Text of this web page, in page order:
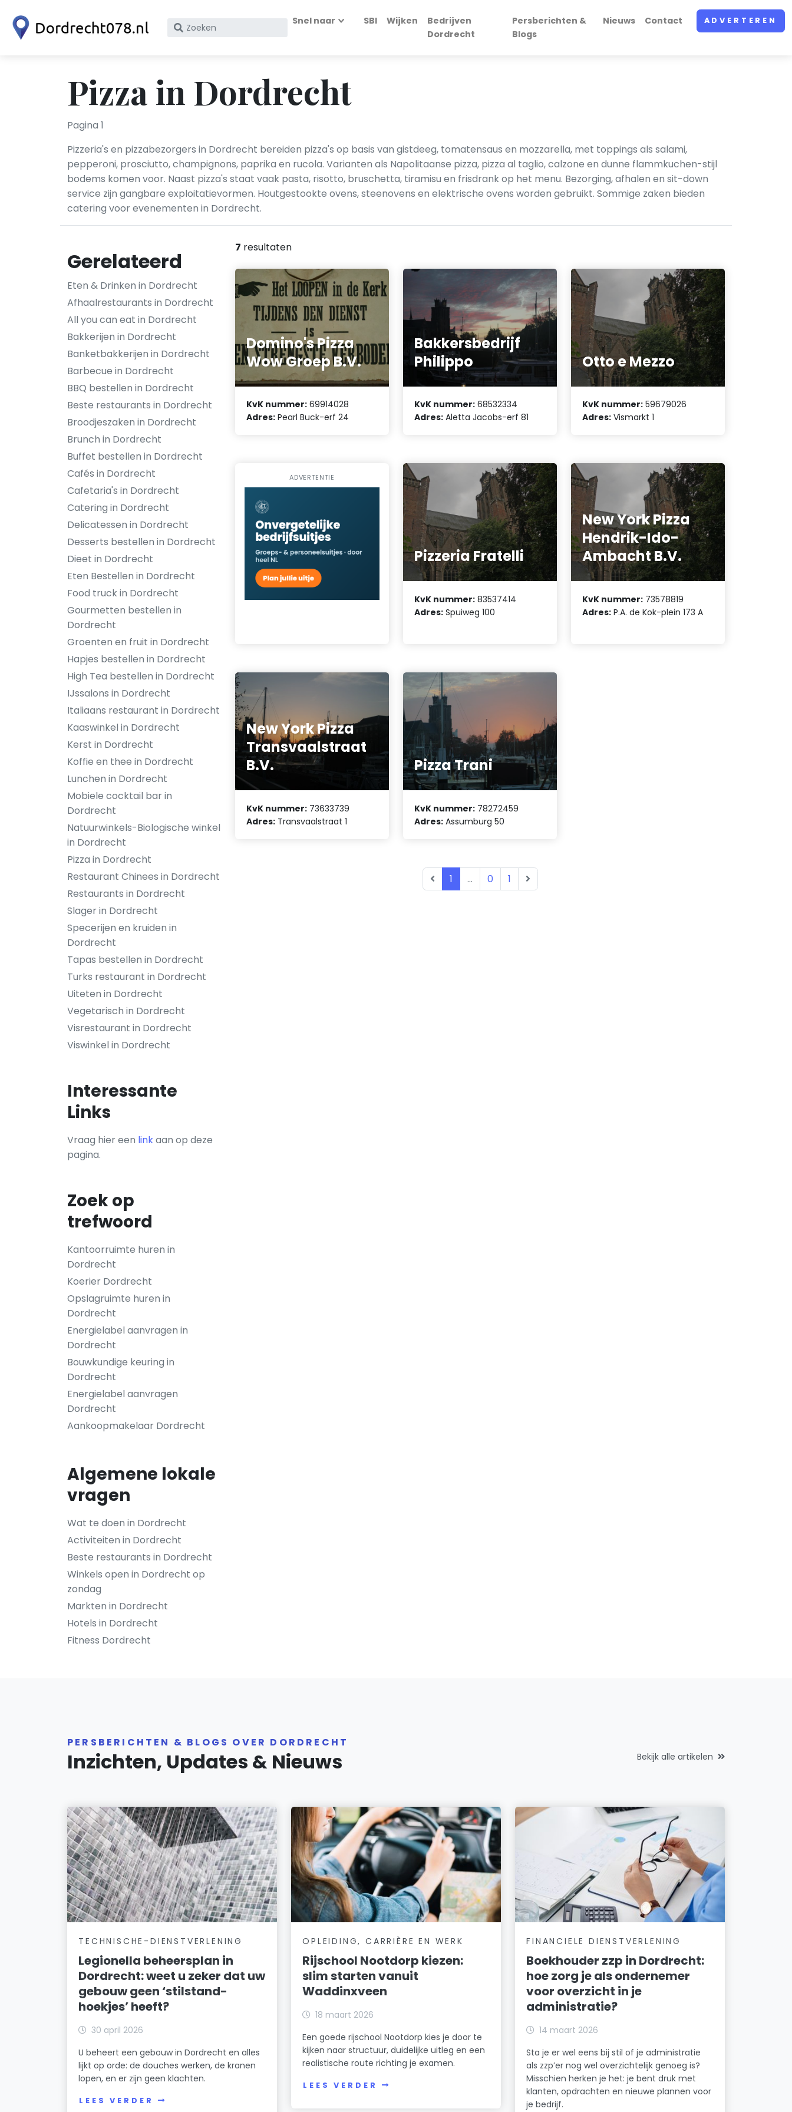
Zoek
KvK
nummer
Snel naar SBI Wijken
Bedrijven
Dordrecht
Persberichten &
Blogs
Nieuws Contact ADVERTEREN
Pizza in Dordrecht
Pagina 1
Pizzeria's en pizzabezorgers in Dordrecht bereiden pizza's op basis van gistdeeg, tomatensaus en mozzarella, met toppings als salami,
pepperoni, prosciutto, champignons, paprika en rucola. Varianten als Napolitaanse pizza, pizza al taglio, calzone en dunne flammkuchen-stijl
bodems komen voor. Naast pizza's staat vaak pasta, risotto, bruschetta, tiramisu en frisdrank op het menu. Bezorging, afhalen en sit-down
service zijn gangbare exploitatievormen. Houtgestookte ovens, steenovens en elektrische ovens worden gebruikt. Sommige zaken bieden
catering voor evenementen in Dordrecht.
Gerelateerd
Eten & Drinken in Dordrecht
Afhaalrestaurants in Dordrecht
All you can eat in Dordrecht
Bakkerijen in Dordrecht
Banketbakkerijen in Dordrecht
Barbecue in Dordrecht
BBQ bestellen in Dordrecht
Beste restaurants in Dordrecht
Broodjeszaken in Dordrecht
Brunch in Dordrecht
Buffet bestellen in Dordrecht
Cafés in Dordrecht
Cafetaria's in Dordrecht
Catering in Dordrecht
Delicatessen in Dordrecht
Desserts bestellen in Dordrecht
Dieet in Dordrecht
Eten Bestellen in Dordrecht
Food truck in Dordrecht
Gourmetten bestellen in
Dordrecht
Groenten en fruit in Dordrecht
Hapjes bestellen in Dordrecht
High Tea bestellen in Dordrecht
IJssalons in Dordrecht
Italiaans restaurant in Dordrecht
Kaaswinkel in Dordrecht
Kerst in Dordrecht
Koffie en thee in Dordrecht
Lunchen in Dordrecht
Mobiele cocktail bar in
Dordrecht
Natuurwinkels-Biologische winkel
in Dordrecht
Pizza in Dordrecht
Restaurant Chinees in Dordrecht
Restaurants in Dordrecht
Slager in Dordrecht
Specerijen en kruiden in
Dordrecht
Tapas bestellen in Dordrecht
Turks restaurant in Dordrecht
Uiteten in Dordrecht
Vegetarisch in Dordrecht
Visrestaurant in Dordrecht
Viswinkel in Dordrecht
Interessante
Links
Vraag hier een linkaan op deze
pagina.
Zoek op
trefwoord
Kantoorruimte huren in
Dordrecht
Koerier Dordrecht
Opslagruimte huren in
Dordrecht
Energielabel aanvragen in
Dordrecht
Bouwkundige keuring in
Dordrecht
Energielabel aanvragen
Dordrecht
Aankoopmakelaar Dordrecht
Algemene lokale
vragen
Wat te doen in Dordrecht
Activiteiten in Dordrecht
Beste restaurants in Dordrecht
Winkels open in Dordrecht op
zondag
Markten in Dordrecht
Hotels in Dordrecht
Fitness Dordrecht
7 resultaten
Domino's Pizza
Wow Groep B.V.
KvK nummer: 69914028
Adres: Pearl Buck-erf 24
Bakkersbedrijf
Philippo
KvK nummer: 68532334
Adres: Aletta Jacobs-erf 81
Otto e Mezzo
KvK nummer: 59679026
Adres: Vismarkt 1
ADVERTENTIE
Pizzeria Fratelli
KvK nummer: 83537414
Adres: Spuiweg 100
New York Pizza
Hendrik-Ido-
Ambacht B.V.
KvK nummer: 73578819
Adres: P.A. de Kok-plein 173 A
New York Pizza
Transvaalstraat
B.V.
KvK nummer: 73633739
Adres: Transvaalstraat 1
Pizza Trani
KvK nummer: 78272459
Adres: Assumburg 50
1 ... 0 1
PERSBERICHTEN & BLOGS OVER DORDRECHT
Inzichten, Updates & Nieuws Bekijk alle artikelen
TECHNISCHE-DIENSTVERLENING
Legionella beheersplan in
Dordrecht: weet u zeker dat uw
gebouw geen ‘stilstand-
hoekjes’ heeft?
30 april 2026
U beheert een gebouw in Dordrecht en alles
lijkt op orde: de douches werken, de kranen
lopen, en er zijn geen klachten.
LEES VERDER
OPLEIDING, CARRIÈRE EN WERK
Rijschool Nootdorp kiezen:
slim starten vanuit
Waddinxveen
18 maart 2026
Een goede rijschool Nootdorp kies je door te
kijken naar structuur, duidelijke uitleg en een
realistische route richting je examen.
LEES VERDER
FINANCIELE DIENSTVERLENING
Boekhouder zzp in Dordrecht:
hoe zorg je als ondernemer
voor overzicht in je
administratie?
14 maart 2026
Sta je er wel eens bij stil of je administratie
als zzp’er nog wel overzichtelijk genoeg is?
Misschien herken je het: je bent druk met
klanten, opdrachten en nieuwe plannen voor
je bedrijf.